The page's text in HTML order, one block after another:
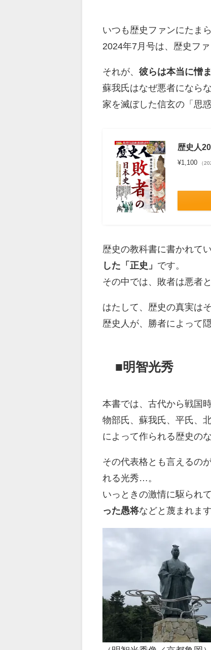
いつも歴史ファンにたま
2024年7月号は、歴史フ
それが、彼らは本当に憎
蘇我氏はなぜ悪者になら
家を滅ぼした信玄の「思
歴史人
¥1,100 （
歴史の教科書に書かれて
した「正史」 です。
その中では、敗者は悪者
はたして、歴史の真実は
歴史人が、勝者によって
■明智光秀
本書では、古代から戦国時
物部氏、蘇我氏、平氏、
によって作られる歴史の
その代表格とも言えるのが
れる光秀…。
いっときの激情に駆られ
った愚将などと蔑まれま